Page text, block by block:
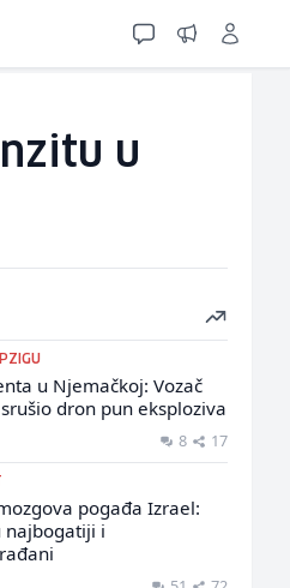
u
u Njemačkoj: Vozač
dron pun eksploziva
8 17
pogađa Izrael:
najbogatiji i